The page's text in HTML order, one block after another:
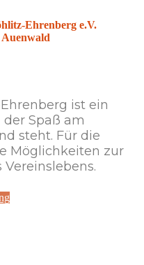
Ehrenberg e.V.
ist ein
Spaß am
steht. Für die
Möglichkeiten zur